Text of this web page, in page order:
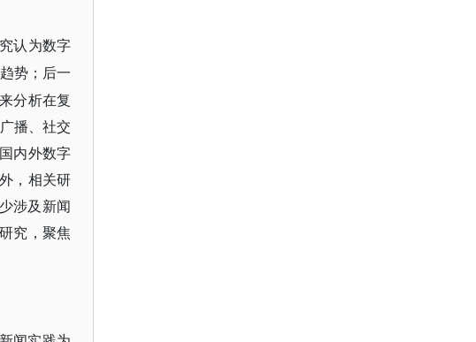
认为数字
势；后一
分析在复
播、社交
内外数字
，相关研
涉及新闻
究，聚焦